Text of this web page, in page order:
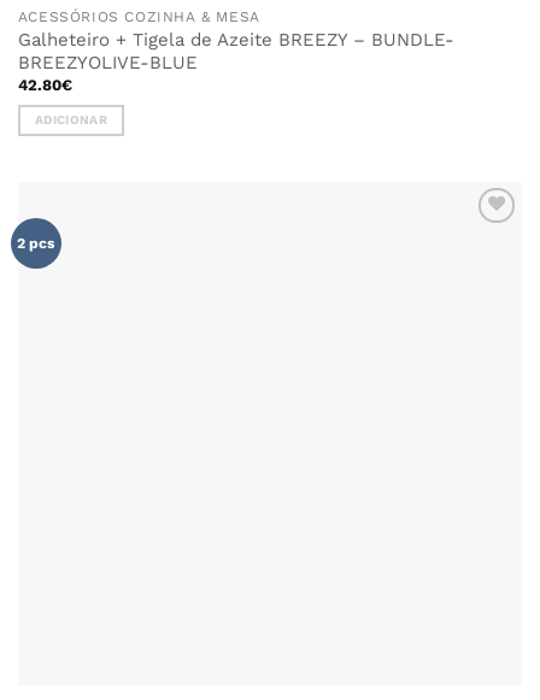
ACESSÓRIOS COZINHA & MESA
Galheteiro + Tigela de Azeite BREEZY – BUNDLE-
BREEZYOLIVE-BLUE
42.80€
ADICIONAR
2 pcs